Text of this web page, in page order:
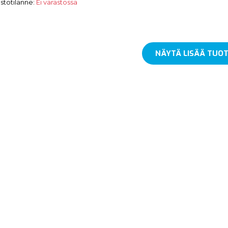
Ei varastossa
NÄYTÄ LISÄÄ